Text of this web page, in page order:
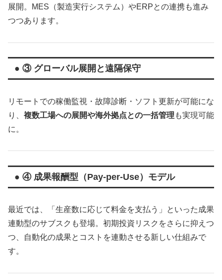
展開。MES（製造実行システム）やERPとの連携も進み
つつあります。
● ③ グローバル展開と遠隔保守
リモートでの稼働監視・故障診断・ソフト更新が可能にな
り、 複数工場への展開や海外拠点との一括管理 も実現可能
に。
● ④ 成果報酬型（Pay-per-Use）モデル
最近では、「生産数に応じて料金を支払う」といった成果
連動型のサブスクも登場。初期投資リスクをさらに抑えつ
つ、自動化の成果とコストを連動させる新しい仕組みで
す。